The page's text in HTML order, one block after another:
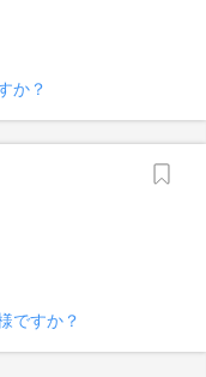
か？
ですか？